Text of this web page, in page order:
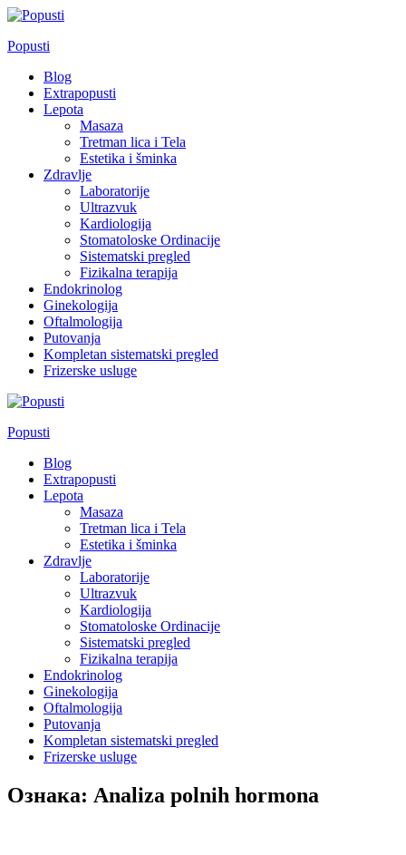
Skip
content
Popusti
Blog
Extrapopusti
Lepota
Masaza
Tretman lica i Tela
Estetika i šminka
Zdravlje
Laboratorije
Ultrazvuk
Kardiologija
Stomatoloske Ordinacije
Sistematski pregled
Fizikalna terapija
Endokrinolog
Ginekologija
Oftalmologija
Putovanja
Kompletan sistematski pregled
Frizerske usluge
Popusti
Blog
Extrapopusti
Lepota
Masaza
Tretman lica i Tela
Estetika i šminka
Zdravlje
Laboratorije
Ultrazvuk
Kardiologija
Stomatoloske Ordinacije
Sistematski pregled
Fizikalna terapija
Endokrinolog
Ginekologija
Oftalmologija
Putovanja
Kompletan sistematski pregled
Frizerske usluge
Ознака: Analiza polnih hormona